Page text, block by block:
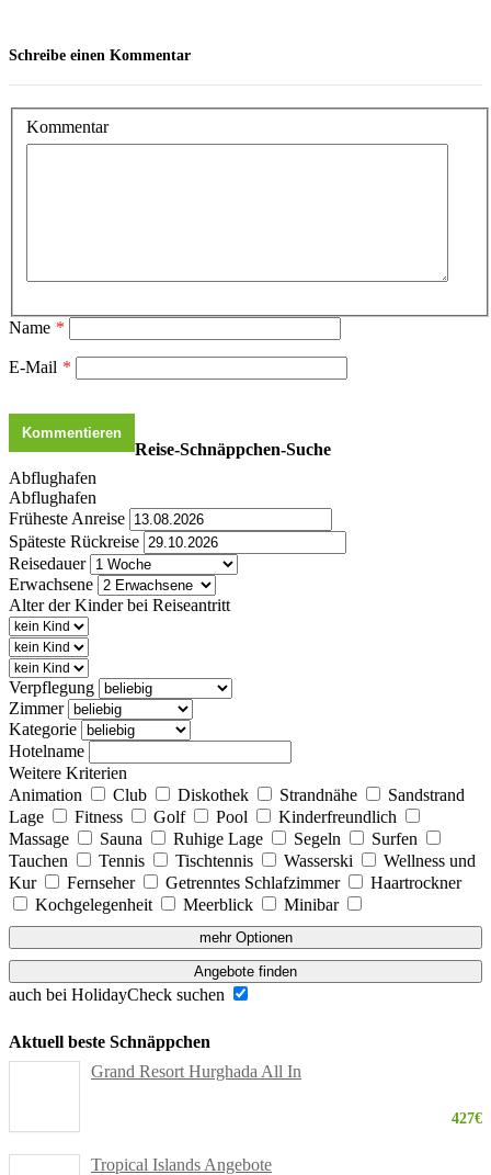
Schreibe einen Kommentar
Kommentar
Name *
E-Mail *
Reise-Schnäppchen-Suche
Abflughafen
Abflughafen
Früheste Anreise
Späteste Rückreise
Reisedauer
Erwachsene
Alter der Kinder bei Reiseantritt
Verpflegung
Zimmer
Kategorie
Hotelname
Weitere Kriterien
Animation
Club Diskothek Strandnähe
Sandstrand
Lage
Fitness Golf Pool
Kinderfreundlich
Massage
Sauna Ruhige Lage Segeln
Surfen
Tauchen
Tennis Tischtennis Wasserski
Wellness und
Kur
Fernseher Getrenntes Schlafzimmer
Haartrockner
Kochgelegenheit
Meerblick Minibar
mehr Optionen
Angebote finden
auch bei HolidayCheck suchen
Aktuell beste Schnäppchen
Grand Resort Hurghada All In
427€
Tropical Islands Angebote